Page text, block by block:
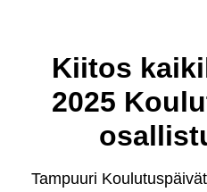
Kiitos
2025
Tampuuri